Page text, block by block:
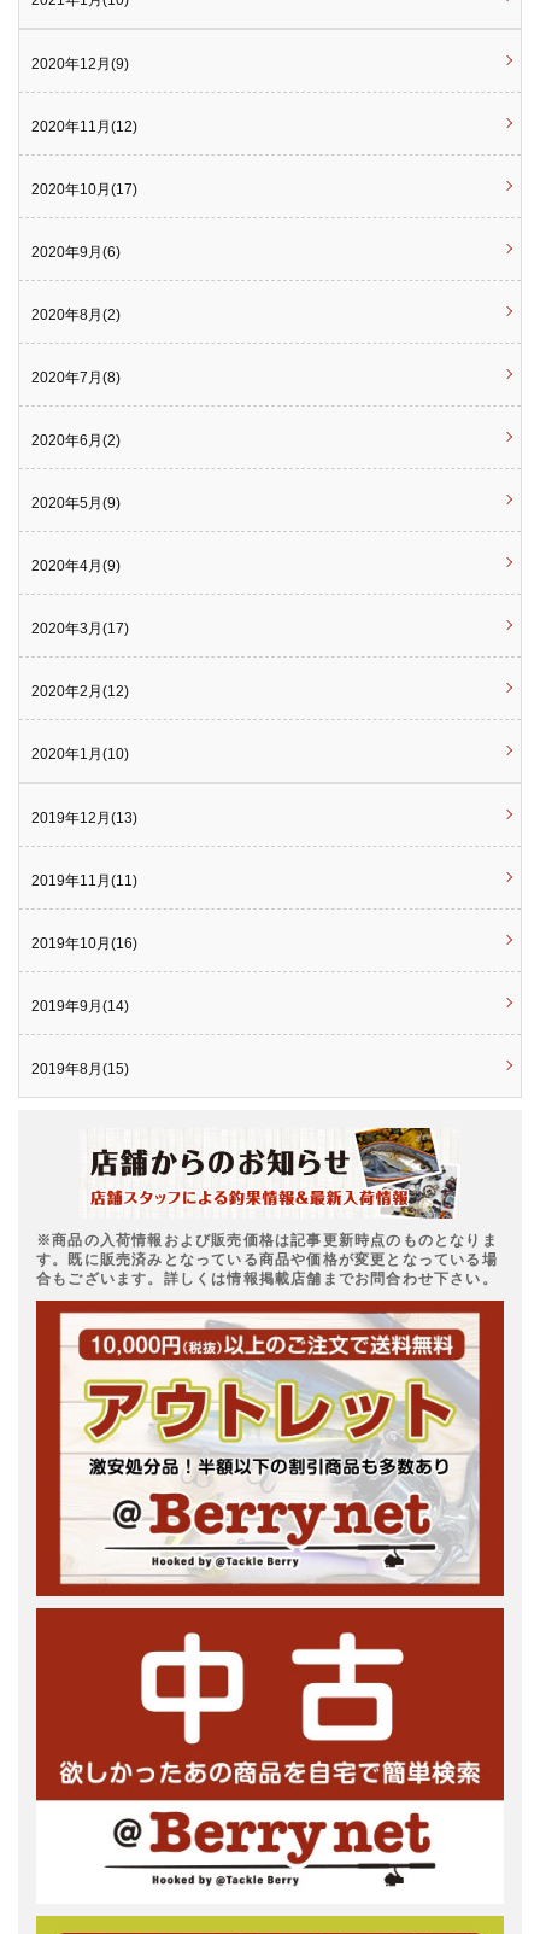
2020年12月(9)
2020年11月(12)
2020年10月(17)
2020年9月(6)
2020年8月(2)
2020年7月(8)
2020年6月(2)
2020年5月(9)
2020年4月(9)
2020年3月(17)
2020年2月(12)
2020年1月(10)
2019年12月(13)
2019年11月(11)
2019年10月(16)
2019年9月(14)
2019年8月(15)
※商品の入荷情報および販売価格は記事更新時点のものとなりま
す。既に販売済みとなっている商品や価格が変更となっている場
合もございます。詳しくは情報掲載店舗までお問合わせ下さい。